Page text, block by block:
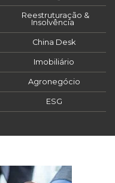
Reestruturação &
Insolvência
China Desk
Imobiliário
Agronegócio
ESG